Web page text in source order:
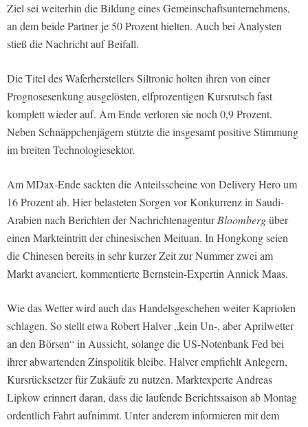
Ziel sei weiterhin die Bildung eines Gemeinschaftsunternehmens,
an dem beide Partner je 50 Prozent hielten. Auch bei Analysten
stieß die Nachricht auf Beifall.
Die Titel des Waferherstellers Siltronic holten ihren von einer
Prognosesenkung ausgelösten, elfprozentigen Kursrutsch fast
komplett wieder auf. Am Ende verloren sie noch 0,9 Prozent.
Neben Schnäppchenjägern stützte die insgesamt positive Stimmung
im breiten Technologiesektor.
Am MDax-Ende sackten die Anteilsscheine von Delivery Hero um
16 Prozent ab. Hier belasteten Sorgen vor Konkurrenz in Saudi-
Arabien nach Berichten der NachrichtenagenturBloombergüber
einen Markteintritt der chinesischen Meituan. In Hongkong seien
die Chinesen bereits in sehr kurzer Zeit zur Nummer zwei am
Markt avanciert, kommentierte Bernstein-Expertin Annick Maas.
Wie das Wetter wird auch das Handelsgeschehen weiter Kapriolen
schlagen. So stellt etwa Robert Halver „kein Un-, aber Aprilwetter
an den Börsen“ in Aussicht, solange die US-Notenbank Fed bei
ihrer abwartenden Zinspolitik bleibe. Halver empfiehlt Anlegern,
Kursrücksetzer für Zukäufe zu nutzen. Marktexperte Andreas
Lipkow erinnert daran, dass die laufende Berichtssaison ab Montag
ordentlich Fahrt aufnimmt. Unter anderem informieren mit dem